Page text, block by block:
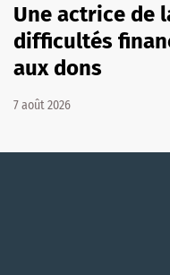
Une actrice de
difficultés
aux dons
7 août 2026